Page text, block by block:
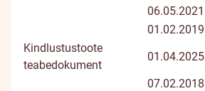
06.05.2021
01.02.2019
Kindlustustoote
teabedokument
01.04.2025
07.02.2018